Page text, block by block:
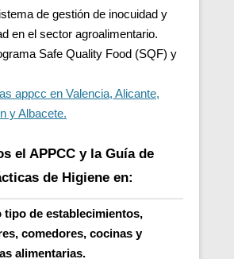
de gestión de inocuidad y
en el sector agroalimentario.
Safe Quality Food (SQF) y
appcc en Valencia, Alicante,
y Albacete.
el APPCC y la Guía de
de Higiene en:
tipo de establecimientos,
comedores, cocinas y
alimentarias.